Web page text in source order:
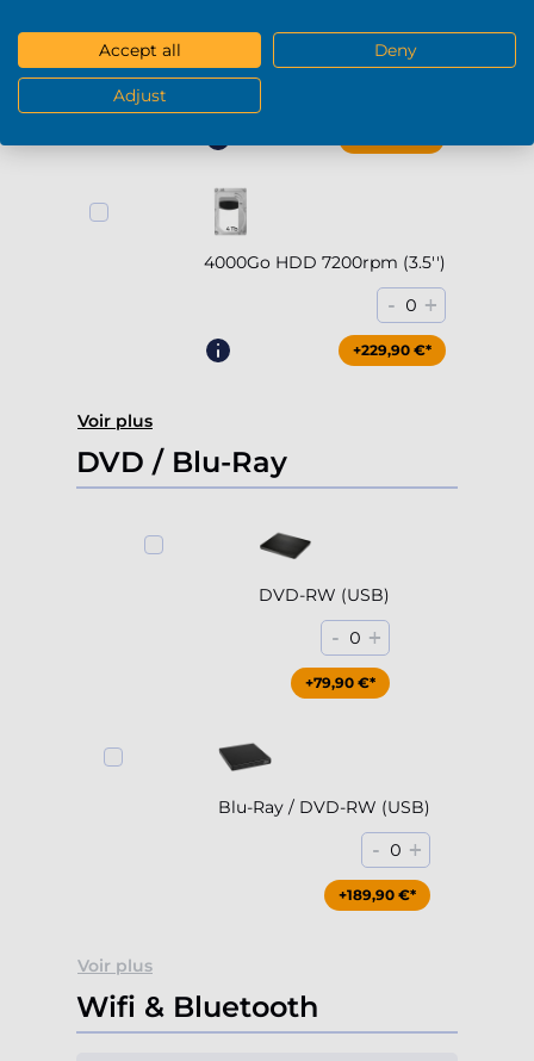
2000Go HDD 7200rpm (3.5'')
4000Go HDD 7200rpm (3.5'')
- 0 +
+229,90 €*
Voir plus
DVD / Blu-Ray
DVD-RW (USB)
- 0 +
+79,90 €*
Blu-Ray / DVD-RW (USB)
- 0 +
+189,90 €*
Voir plus
Wifi & Bluetooth
Accept all Deny
Adjust